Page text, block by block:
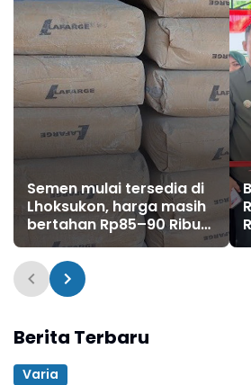
Semen mulai tersedia di
Lhoksukon, harga masih
bertahan Rp85–90 Ribu
per sak
Berita Terbaru
Varia